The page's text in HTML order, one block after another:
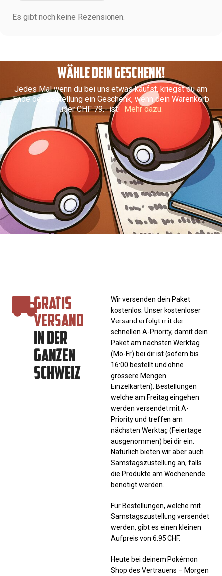
Es gibt noch keine Rezensionen.
WÄHLE DEIN GESCHENK!
Jedes Mal wenn du bei uns etwas kaufst, kriegst du am
Ende der Bestellung ein Geschenk, wenn dein Warenkorb
über CHF 79.- ist! Mehr dazu.
GRATIS
VERSAND
IN DER
GANZEN
SCHWEIZ
Wir versenden dein Paket
kostenlos. Unser kostenloser
Versand erfolgt mit der
schnellen A-Priority, damit dein
Paket am nächsten Werktag
(Mo-Fr) bei dir ist (sofern bis
16:00 bestellt und ohne
grössere Mengen
Einzelkarten). Bestellungen
welche am Freitag eingehen
werden versendet mit A-
Priority und treffen am
nächsten Werktag (Feiertage
ausgenommen) bei dir ein.
Natürlich bieten wir aber auch
Samstagszustellung an, falls
die Produkte am Wochenende
benötigt werden.
Für Bestellungen, welche mit
Samstagszustellung versendet
werden, gibt es einen kleinen
Aufpreis von 6.95 CHF.
Heute bei deinem Pokémon
Shop des Vertrauens – Morgen